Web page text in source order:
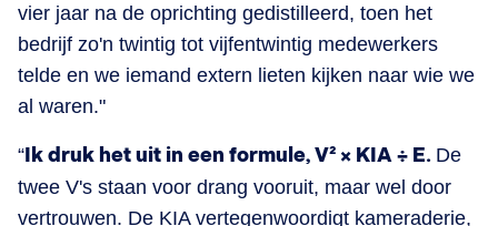
vier jaar na de oprichting gedistilleerd, toen het
bedrijf zo'n twintig tot vijfentwintig medewerkers
telde en we iemand extern lieten kijken naar wie we
al waren."
“Ik druk het uit in een formule, V² × KIA ÷ E. De
twee V's staan voor drang vooruit, maar wel door
vertrouwen. De KIA vertegenwoordigt kameraderie,